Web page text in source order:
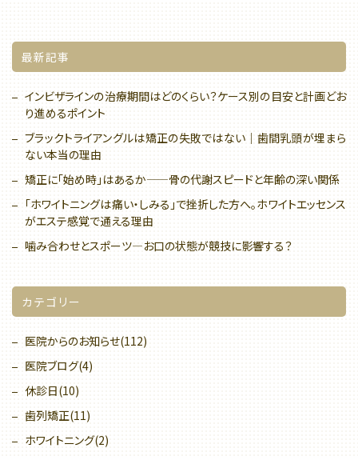
最新記事
インビザラインの治療期間はどのくらい？ケース別の目安と計画どお
り進めるポイント
ブラックトライアングルは矯正の失敗ではない｜歯間乳頭が埋まら
ない本当の理由
矯正に「始め時」はあるか——骨の代謝スピードと年齢の深い関係
「ホワイトニングは痛い・しみる」で挫折した方へ。ホワイトエッセンス
がエステ感覚で通える理由
噛み合わせとスポーツ—お口の状態が競技に影響する？
カテゴリー
医院からのお知らせ(112)
医院ブログ(4)
休診日(10)
歯列矯正(11)
ホワイトニング(2)